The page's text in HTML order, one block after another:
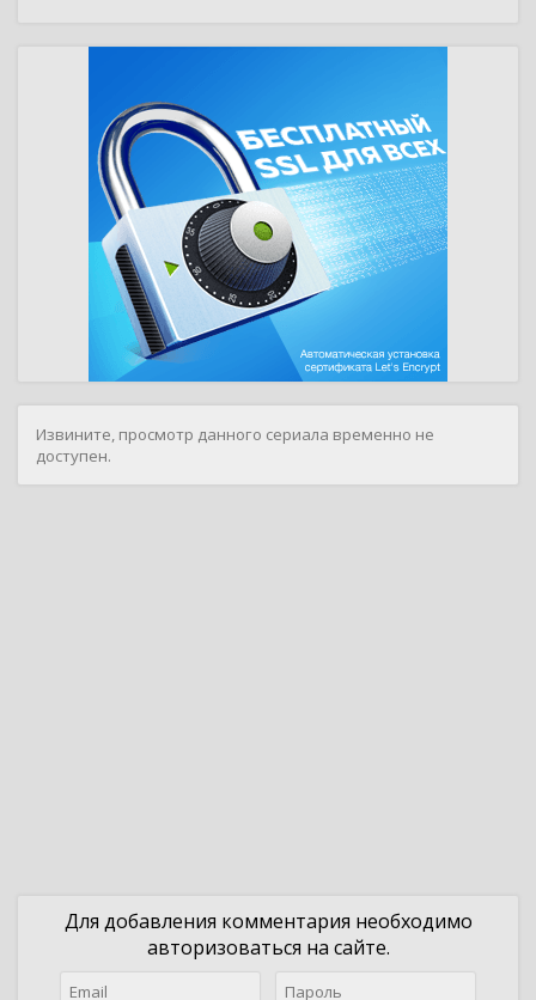
Извините, просмотр данного сериала временно не
доступен.
Для добавления комментария необходимо
авторизоваться на сайте.